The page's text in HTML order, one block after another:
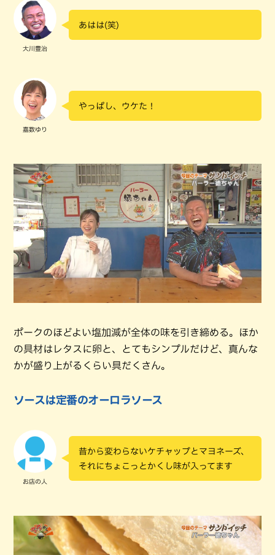
大川豊治
あはは(笑)
嘉数ゆり
やっぱし、ウケた！
ポークのほどよい塩加減が全体の味を引き締める。ほか
の具材はレタスに卵と、とてもシンプルだけど、真んな
かが盛り上がるくらい具だくさん。
ソースは定番のオーロラソース
お店の人
昔から変わらないケチャップとマヨネーズ、
それにちょこっとかくし味が入ってます